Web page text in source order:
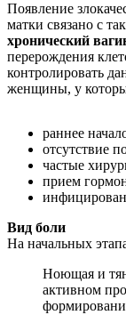
Появление
матки связано с
хронический
перерождения
контролировать
женщины, у
раннее
отсутствие
частые
прием
Вид боли
На начальных
Ноющая и
активном